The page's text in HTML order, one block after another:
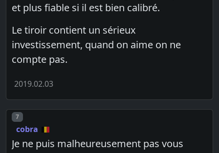
et plus fiable si il est bien calibré.
Le tiroir contient un sérieux
investissement, quand on aime on ne
compte pas.
2019.02.03
Post number
7
cobra
Je ne puis malheureusement pas vous